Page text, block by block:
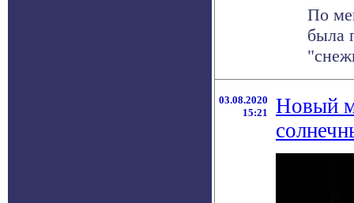
По
была
03.08.2020
15:21
Новый